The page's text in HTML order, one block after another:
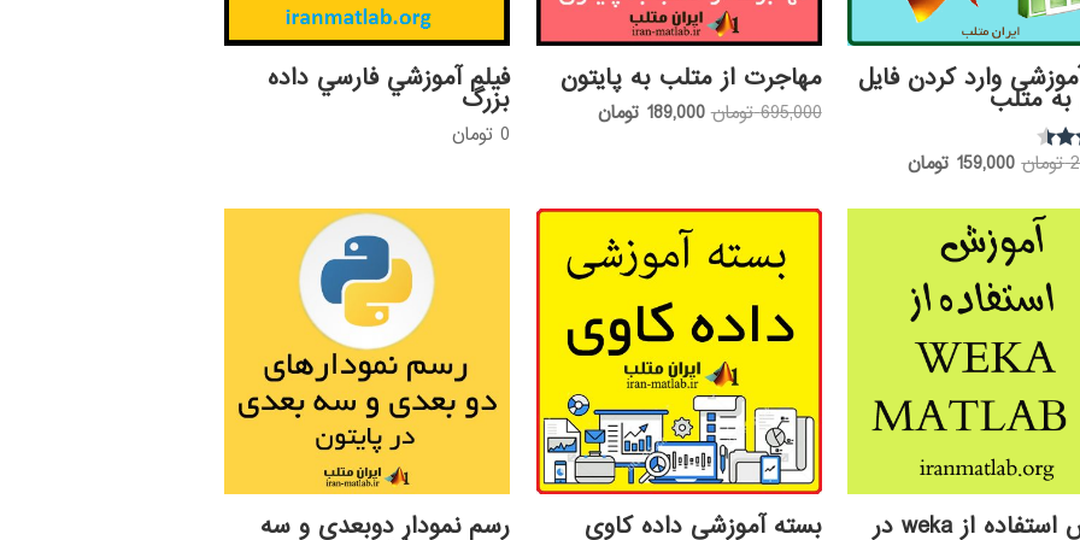
وارد کردن فایل
متلب
تومان قیمت
275,000 تومان
بود.
159,000 تومانقیمت
159,000 تومان.
مهاجرت از متلب به پایتون
695,000 تومانقیمت
189,000 تومان
فيلم آموزشي فارسي داده
بزرگ
0 تومان
آموزش استفاده از weka در بسته آموزشی داده کاوی رسم نمودار دوبعدی و سه